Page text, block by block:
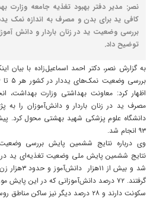
نصر: مدیر دفتر بهبود تغذیه جامعه وزارت
کافی ید برای بدن و مصرف به اندازه نمک‌
بررسی وضعیت ید در زنان باردار و دانش
توضیح داد.
به گزارش نصر، دکتر احمد اسماعیل‌زاده با بیان
اظهار کرد: معاونت بهداشتی وزارت
مصرف ید در زنان باردار و دانش‌آموزان را به
دانشگاه علوم پزشکی شهید بهشتی محول کرد.
۹۳ انجام شد.
وی درباره نتایج ششمین پایش بررسی
نتایج ششمین پایش ملی وضعیت تغذیه‌ای ید در
شد و بیش از
گرفتند. ۷۲ درصد دانش‌آموزانی که در این
سکونت دارند و ۲۸ درصد دیگر نیز ساکن مناطق روستایی هستند.